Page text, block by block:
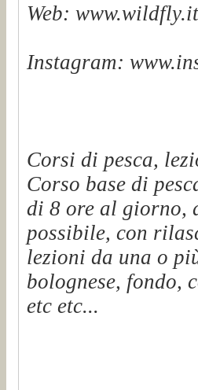
Web: www.wildfly.it
Instagram:
Corsi di pesca,
Corso base di
di 8 ore al giorno,
possibile, con
lezioni da una o
bolognese, fondo,
etc etc...